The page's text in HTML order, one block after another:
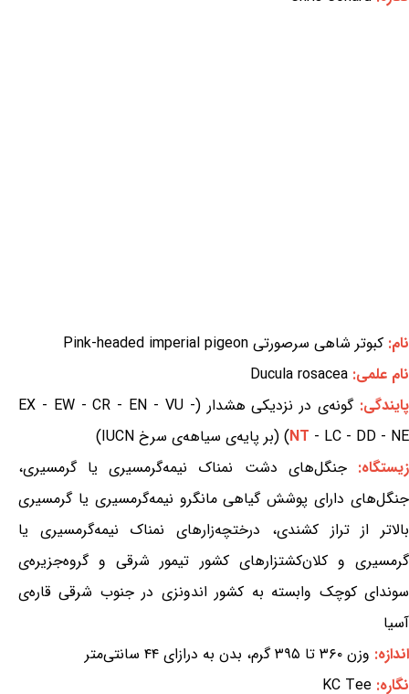
نام: کبوتر شاهی سرصورتی Pink-headed imperial pigeon
نام علمی: Ducula rosacea
پایندگی:گونه‌ی در نزدیکی هشدار (EX - EW - CR - EN - VU -
NT - LC - DD - NE) (بر پایه‌ی سیاهه‌ی سرخ IUCN)
زیستگاه:جنگل‌های دشت نمناک نیمه‌گرمسیری یا گرمسیری،
جنگل‌های دارای پوشش گیاهی مانگرو نیمه‌گرمسیری یا گرمسیری
بالاتر از تراز کشندی، درختچه‌زارهای نمناک نیمه‌گرمسیری یا
گرمسیری و کلان‌کشتزارهای کشور تیمور شرقی و گروه‌جزیره‌ی
سوندای کوچک وابسته به کشور اندونزی در جنوب شرقی قاره‌ی
آسیا
اندازه: وزن ۳۶۰ تا ۳۹۵ گرم، بدن به درازای ۴۴ سانتی‌متر
نگاره: KC Tee